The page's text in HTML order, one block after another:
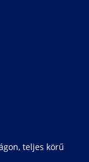
teljes körű